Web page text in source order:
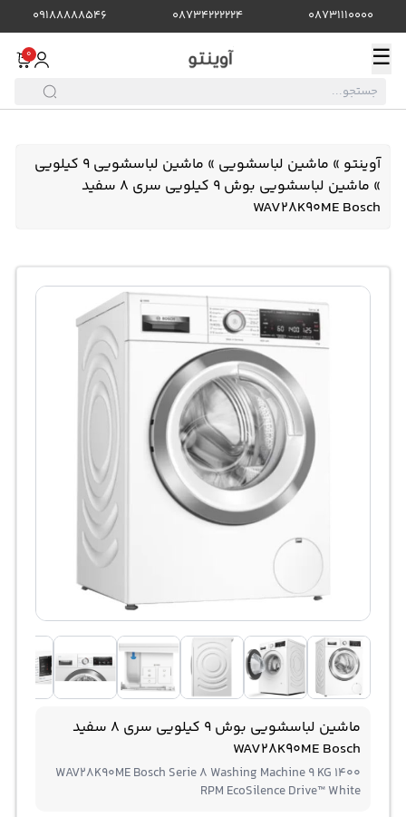
08731110000
08734222224
09188888546
☰
0
آوینتو » ماشین لباسشویی » ماشین لباسشویی 9 کیلویی
»
ماشین لباسشویی بوش 9 کیلویی سری 8 سفید
WAV28K90ME Bosch
ماشین لباسشویی بوش 9 کیلویی سری 8 سفید
WAV28K90ME Bosch
WAV28K90ME Bosch Serie 8 Washing Machine 9 KG 1400
RPM EcoSilence Drive™ White